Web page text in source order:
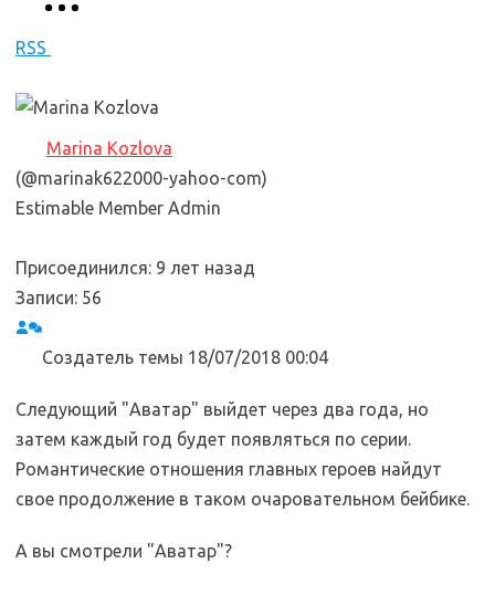
RSS
Marina Kozlova
(@marinak622000-yahoo-com)
Estimable Member Admin
Присоединился: 9 лет назад
Записи: 56
Создатель темы 18/07/2018 00:04
Cледующий "Аватар" выйдет через два года, но
затем каждый год будет появляться по серии.
Романтические отношения главных героев найдут
свое продолжение в таком очаровательном бейбике.
А вы смотрели "Аватар"?